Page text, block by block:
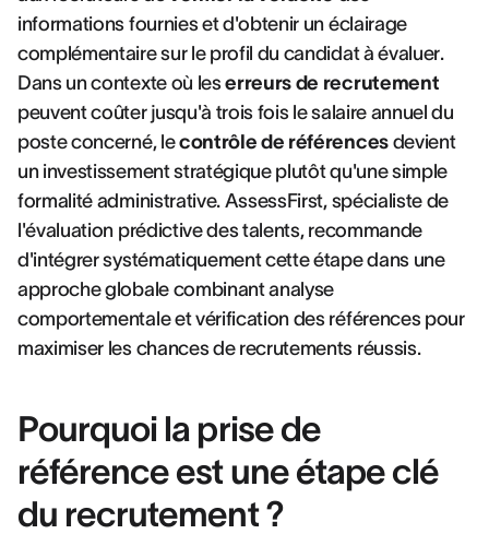
informations fournies et d'obtenir un éclairage
complémentaire sur le profil du candidat à évaluer.
Dans un contexte où leserreurs de recrutement
peuvent coûter jusqu'à trois fois le salaire annuel du
poste concerné, lecontrôle de référencesdevient
un investissement stratégique plutôt qu'une simple
formalité administrative. AssessFirst, spécialiste de
l'évaluation prédictive des talents, recommande
d'intégrer systématiquement cette étape dans une
approche globale combinant analyse
comportementale et vérification des références pour
maximiser les chances de recrutements réussis.
Pourquoi la prise de
référence est une étape clé
du recrutement ?